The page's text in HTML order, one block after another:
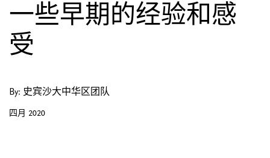
一些早期的经验和感
受
By: 史宾沙大中华区团队
四月 2020